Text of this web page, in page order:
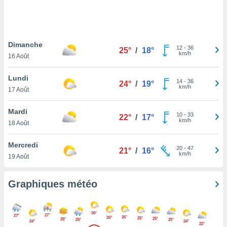
pas
de
à
cas,
que
sur le
ne
Dimanche
16 Août
25° / 18° 12- 36
km/h
Lundi
17 Août
24° / 19° 14- 36
km/h
Mardi
18 Août
22° / 17° 10- 33
km/h
Mercredi
19 Août
21° / 16° 20- 47
km/h
Graphiques météo
27°
24°
27°
25°
25°
30°
26°
26° 25° 25° 25° 24°
22°